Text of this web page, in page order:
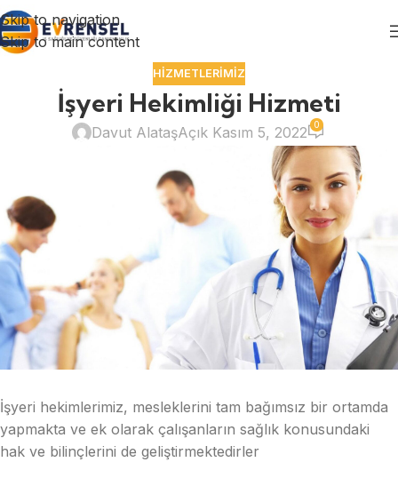
Skip to navigation
Skip to main content
HIZMETLERIMIZ
İşyeri Hekimliği Hizmeti
Davut AlataşAçık Kasım 5, 2022 0
İşyeri hekimlerimiz, mesleklerini tam bağımsız bir ortamda
yapmakta ve ek olarak çalışanların sağlık konusundaki
hak ve bilinçlerini de geliştirmektedirler